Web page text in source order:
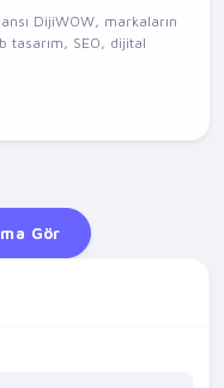
DijiWOW, markaların
tasarım, SEO, dijital
Gör